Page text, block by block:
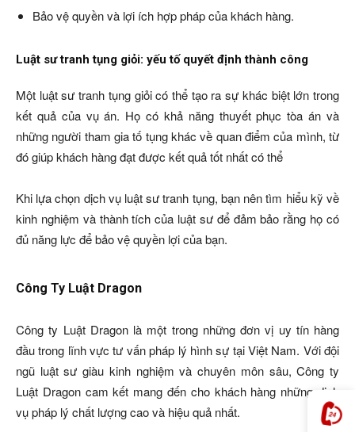
Bảo vệ quyền và lợi ích hợp pháp của khách hàng.
Luật sư tranh tụng giỏi: yếu tố quyết định thành công
Một luật sư tranh tụng giỏi có thể tạo ra sự khác biệt lớn trong
kết quả của vụ án. Họ có khả năng thuyết phục tòa án và
những người tham gia tố tụng khác về quan điểm của mình, từ
đó giúp khách hàng đạt được kết quả tốt nhất có thể
Khi lựa chọn dịch vụ luật sư tranh tụng, bạn nên tìm hiểu kỹ về
kinh nghiệm và thành tích của luật sư để đảm bảo rằng họ có
đủ năng lực để bảo vệ quyền lợi của bạn.
Công Ty Luật Dragon
Công ty Luật Dragon là một trong những đơn vị uy tín hàng
đầu trong lĩnh vực tư vấn pháp lý hình sự tại Việt Nam. Với đội
ngũ luật sư giàu kinh nghiệm và chuyên môn sâu, Công ty
Luật Dragon cam kết mang đến cho khách hàng những dịch
vụ pháp lý chất lượng cao và hiệu quả nhất.